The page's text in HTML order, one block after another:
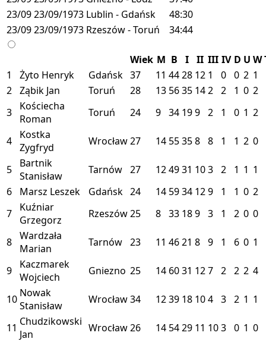
23/0923/09/1973 Lublin - Gdańsk
48:30
23/0923/09/1973 Rzeszów - Toruń 34:44
Wiek M B I II III IV D U W
1
Żyto Henryk Gdańsk 37 11 4428 12 1 0 0 2 1
2 Ząbik Jan Toruń 28 13 5635 142 2 1 0 2
3
Kościecha
Roman
Toruń 24 9 34 199 2 1 0 1 2
4
Kostka
Zygfryd
Wrocław27 14 55358 8 1 1 2 0
5
Bartnik
Stanisław
Tarnów 27 124931 103 2 1 1 1
6
Marsz Leszek Gdańsk 24 14 5934 129 1 1 0 2
7
Kuźniar
Grzegorz
Rzeszów25 8 33 189 3 1 2 0 0
8 Wardzała
Marian
Tarnów 23 11 4621 8 9 1 6 0 1
9
Kaczmarek
Wojciech
Gniezno 25 14 6031 127 2 2 2 4
10 Nowak
Stanisław
Wrocław34 1239 18 104 3 2 1 1
11 Chudzikowski
Jan
Wrocław26 14 5429 11 103 0 1 0